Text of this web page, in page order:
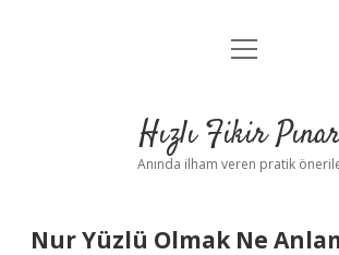
Anasayfa
Yasal Uyarı
menüyü
Hızlı Fikir
Anında ilham veren pratik
Nur Yüzlü Olmak Ne